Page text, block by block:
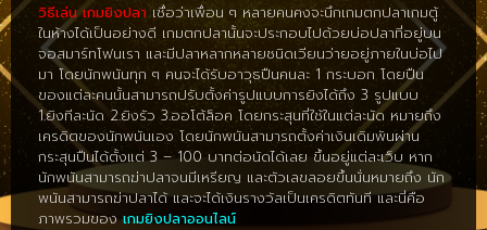
วิธีเล่น เกมยิงปลาเชื่อว่าเพื่อน ๆ หลายคนคงจะนึกเกมตกปลาเกมตู้
ในห้างได้เป็นอย่างดี เกมตกปลานั้นจะประกอบไปด้วยบ่อปลาที่อยู่บน
จอสมาร์ทโฟนเรา และมีปลาหลากหลายชนิดเวียนว่ายอยู่ภายในบ่อไป
มา โดยนักพนันทุก ๆ คนจะได้รับอาวุธปืนคนละ 1 กระบอก โดยปืน
ของแต่ละคนนั้นสามารถปรับตั้งค่ารูปแบบการยิงได้ถึง 3 รูปแบบ
1.ยิงทีละนัด 2.ยิงรัว 3.ออโต้ล็อค โดยกระสุนที่ใช้ในแต่ละนัด หมายถึง
เครดิตของนักพนันเอง โดยนักพนันสามารถตั้งค่าเงินเดิมพันผ่าน
กระสุนปืนได้ตั้งแต่ 3 – 100 บาทต่อนัดได้เลย ขึ้นอยู่แต่ละเว็บ หาก
นักพนันสามารถฆ่าปลาจนมีเหรียญ และตัวเลขลอยขึ้นนั่นหมายถึง นัก
พนันสามารถฆ่าปลาได้ และจะได้เงินรางวัลเป็นเครดิตทันที และนี่คือ
ภาพรวมของเกมยิงปลาออนไลน์